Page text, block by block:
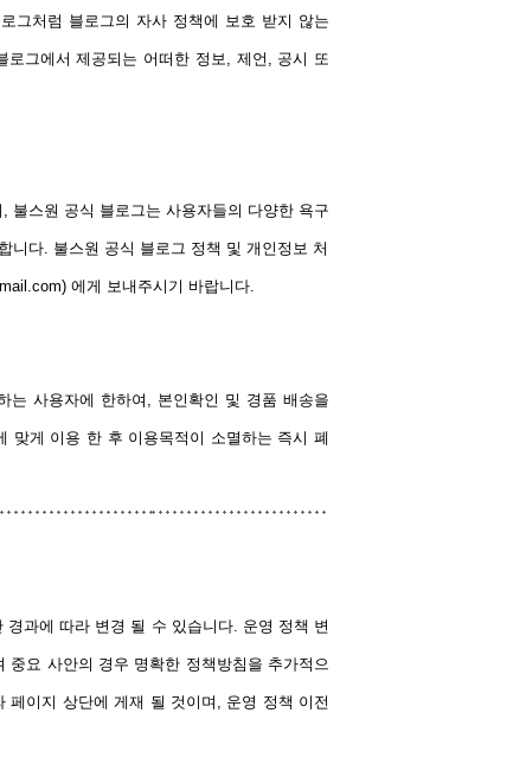
그처럼 블로그의 자사 정책에 보호 받지 않는
그에서 제공되는 어떠한 정보, 제언, 공시 또
불스원 공식 블로그는 사용자들의 다양한 욕구
니다. 불스원 공식 블로그 정책 및 개인정보 처
에게 보내주시기 바랍니다.
는 사용자에 한하여, 본인확인 및 경품 배송을
맞게 이용 한 후 이용목적이 소멸하는 즉시 폐
과에 따라 변경 될 수 있습니다. 운영 정책 변
요 사안의 경우 명확한 정책방침을 추가적으
페이지 상단에 게재 될 것이며, 운영 정책 이전